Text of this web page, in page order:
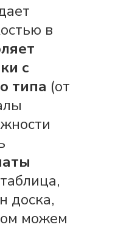
в
с
типа (от
доска,
можем